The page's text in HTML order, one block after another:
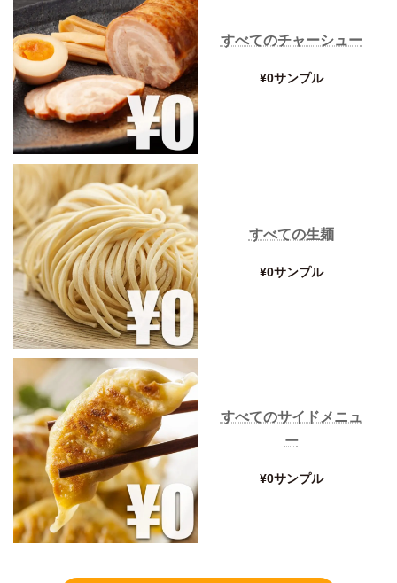
すべてのチャーシュー
¥0サンプル
すべての生麺
¥0サンプル
すべてのサイドメニュ
ー
¥0サンプル